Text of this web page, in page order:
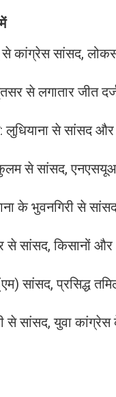
से कांग्रेस सांसद,
से लगातार जीत
लुधियाना से सांसद
से सांसद,
के भुवनगिरी से
से सांसद, किसानों
सांसद, प्रसिद्ध
से सांसद, युवा